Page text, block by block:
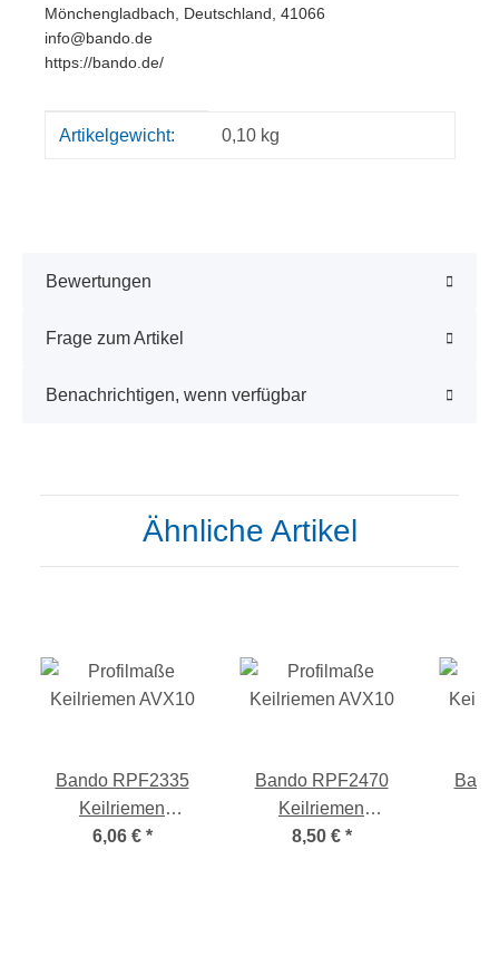
Mönchengladbach, Deutschland, 41066
info@bando.de
https://bando.de/
Produkteigenschaft
Wert
Artikelgewicht: 0,10 kg
Bewertungen
Frage zum Artikel
Benachrichtigen, wenn verfügbar
Ähnliche Artikel
Bando RPF2335
Keilriemen
AVX10x850 La
6,06 € *
Bando RPF2470
Keilriemen
AVX10x1195 La
8,50 € *